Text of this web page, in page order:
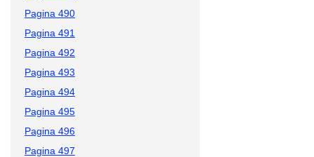
Pagina 490
Pagina 491
Pagina 492
Pagina 493
Pagina 494
Pagina 495
Pagina 496
Pagina 497